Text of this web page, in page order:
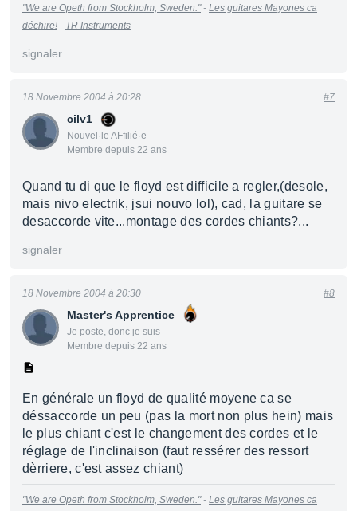
"We are Opeth from Stockholm, Sweden."- Les guitares Mayones ca
déchire! - TR Instruments
signaler
cilv1
Nouvel·le AFfilié·e
Membre depuis 22 ans
18 Novembre 2004 à 20:28 #7
Quand tu di que le floyd est difficile a regler,(desole,
mais nivo electrik, jsui nouvo lol), cad, la guitare se
desaccorde vite...montage des cordes chiants?...
signaler
Master's Apprentice
Je poste, donc je suis
Membre depuis 22 ans
18 Novembre 2004 à 20:30 #8
En générale un floyd de qualité moyene ca se
déssaccorde un peu (pas la mort non plus hein) mais
le plus chiant c'est le changement des cordes et le
réglage de l'inclinaison (faut ressérer des ressort
dèrriere, c'est assez chiant)
"We are Opeth from Stockholm, Sweden."- Les guitares Mayones ca